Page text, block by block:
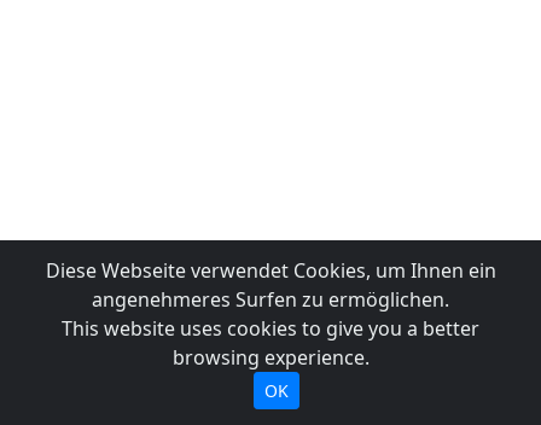
Diese Webseite verwendet Cookies, um Ihnen ein
angenehmeres Surfen zu ermöglichen.
This website uses cookies to give you a better
browsing experience.
OK